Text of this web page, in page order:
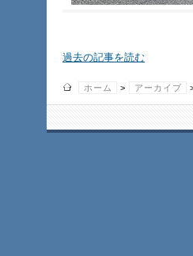
過去の記事を読む
ホーム > アーカイブ